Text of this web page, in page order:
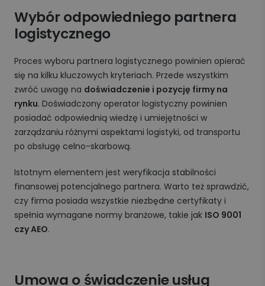
Wybór odpowiedniego partnera
logistycznego
Proces wyboru partnera logistycznego powinien opierać
się na kilku kluczowych kryteriach. Przede wszystkim
zwróć uwagę na doświadczenie i pozycję firmy na
rynku. Doświadczony operator logistyczny powinien
posiadać odpowiednią wiedzę i umiejętności w
zarządzaniu różnymi aspektami logistyki, od transportu
po obsługę celno-skarbową.
Istotnym elementem jest weryfikacja stabilności
finansowej potencjalnego partnera. Warto też sprawdzić,
czy firma posiada wszystkie niezbędne certyfikaty i
spełnia wymagane normy branżowe, takie jak ISO 9001
czy AEO.
Umowa o świadczenie usług